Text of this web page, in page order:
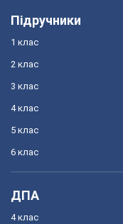
Підручники
1 клас
2 клас
3 клас
4 клас
5 клас
6 клас
ДПА
4 клас